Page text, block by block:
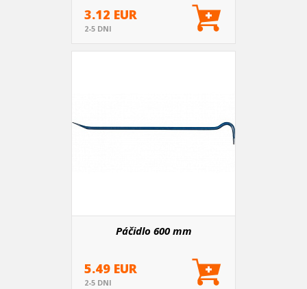
3.12 EUR
2-5 DNI
Páčidlo 600 mm
5.49 EUR
2-5 DNI